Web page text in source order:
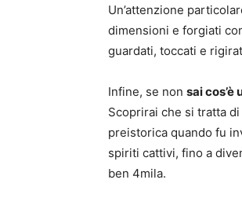
Un’attenzione
dimensioni e forgiati
guardati, toccati e
Infine, se non sai cos’è
Scoprirai che si tratta
preistorica quando fu
spiriti cattivi, fino a
ben 4mila.